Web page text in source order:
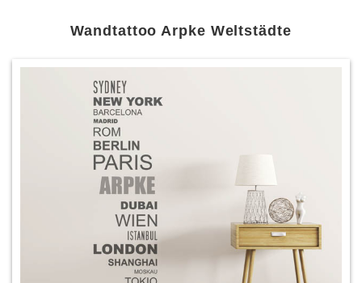
Wandtattoo Arpke Weltstädte